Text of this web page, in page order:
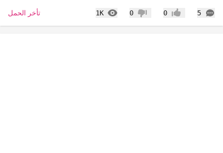
5
التعليقات إعجاب0 عدم إعجاب
0
1K
المشاهدات تأخر الحمل